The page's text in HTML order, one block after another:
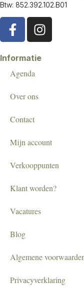
Btw: 852.392.102.B01
Informatie
Agenda
Over ons
Contact
Mijn account
Verkooppunten
Klant worden?
Vacatures
Blog
Algemene
Privacyverklaring